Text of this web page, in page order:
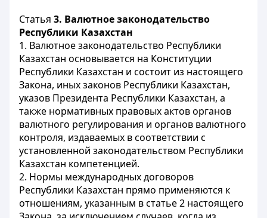
Статья 3. Валютное законодательство
Республики Казахстан
1. Валютное законодательство Республики
Казахстан основывается на Конституции
Республики Казахстан и состоит из настоящего
Закона, иных законов Республики Казахстан,
указов Президента Республики Казахстан, а
также нормативных правовых актов органов
валютного регулирования и органов валютного
контроля, издаваемых в соответствии с
установленной законодательством Республики
Казахстан компетенцией.
2. Нормы международных договоров
Республики Казахстан прямо применяются к
отношениям, указанным в статье 2 настоящего